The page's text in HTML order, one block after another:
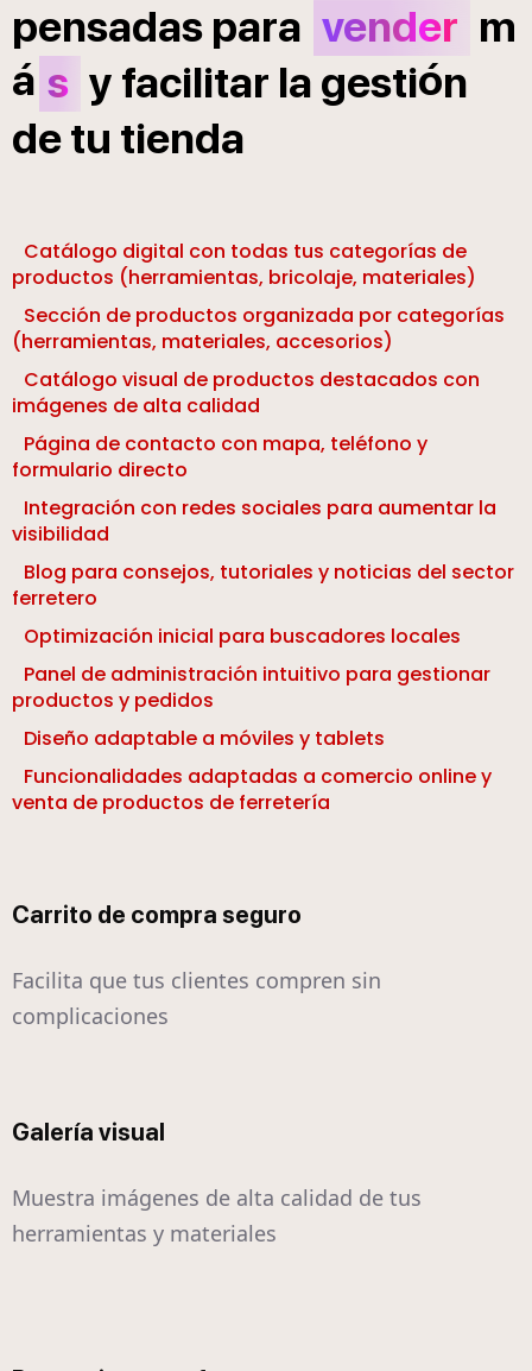
pensadas para vender m
á s y facilitar la gestión
detu tienda
Catálogo digital con todas tus categorías de
productos (herramientas, bricolaje, materiales)
Sección de productos organizada por categorías
(herramientas, materiales, accesorios)
Catálogo visual de productos destacados con
imágenes de alta calidad
Página de contacto con mapa, teléfono y
formulario directo
Integración con redes sociales para aumentar la
visibilidad
Blog para consejos, tutoriales y noticias del sector
ferretero
Optimización inicial para buscadores locales
Panel de administración intuitivo para gestionar
productos y pedidos
Diseño adaptable a móviles y tablets
Funcionalidades adaptadas a comercio online y
venta de productos de ferretería
Carrito de compra seguro
Facilita que tus clientes compren sin
complicaciones
Galería visual
Muestra imágenes de alta calidad de tus
herramientas y materiales